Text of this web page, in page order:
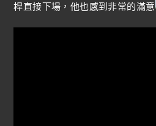
桿直接下場，他也感到非常的滿意